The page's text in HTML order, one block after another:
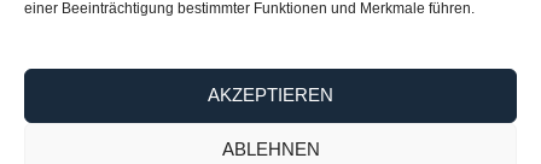
einer Beeinträchtigung bestimmter Funktionen und Merkmale führen.
AKZEPTIEREN
ABLEHNEN